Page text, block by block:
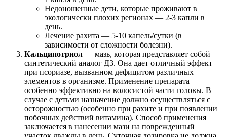
Недоношенные дети, которые проживают в
экологически плохих регионах — 2-3 капли в
день.
Лечение рахита — 5-10 капель/сутки (в
зависимости от сложности болезни).
Кальципотриол — мазь, которая представляет собой
синтетический аналог Д3. Она дает отличный эффект
при псориазе, вызванном дефицитом различных
элементов в организме. Применение препарата
особенно эффективно на волосистой части головы. В
случае с детьми назначение должно осуществляться с
осторожностью (особенно при рахите и при появлении
побочных действий витамина). Способ применения
заключается в нанесении мази на поврежденный